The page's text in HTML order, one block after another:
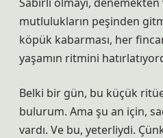
mutlulukların peşinden
köpük kabarması, her
yaşamın ritmini
Belki bir gün, bu küçük
bulurum. Ama şu an için,
vardı. Ve bu, yeterliydi.